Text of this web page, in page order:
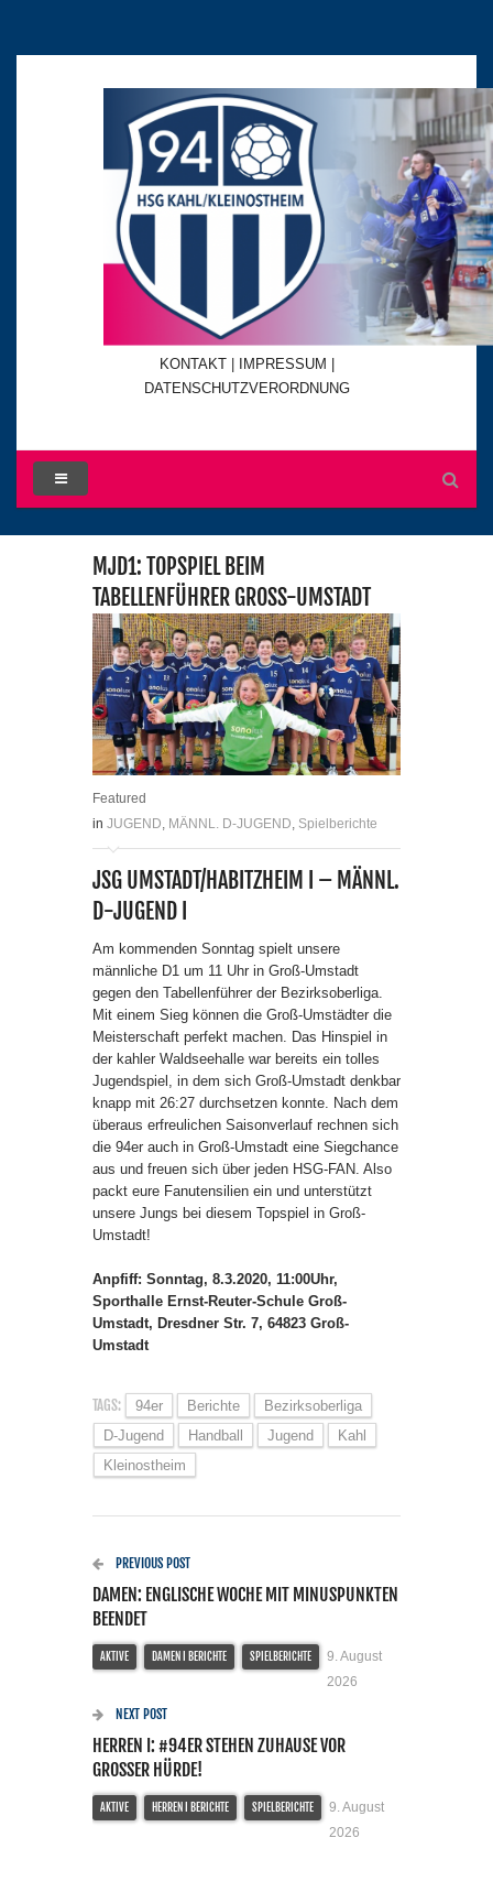
KONTAKT | IMPRESSUM |
DATENSCHUTZVERORDNUNG
MJD1: TOPSPIEL BEIM
TABELLENFÜHRER GROSS-UMSTADT
Featured
in JUGEND MÄNNL. D-JUGEND Spielberichte
JSG UMSTADT/HABITZHEIM I – MÄNNL.
D-JUGEND I
Am kommenden Sonntag spielt unsere
männliche D1 um 11 Uhr in Groß-Umstadt
gegen den Tabellenführer der Bezirksoberliga.
Mit einem Sieg können die Groß-Umstädter die
Meisterschaft perfekt machen. Das Hinspiel in
der kahler Waldseehalle war bereits ein tolles
Jugendspiel, in dem sich Groß-Umstadt denkbar
knapp mit 26:27 durchsetzen konnte. Nach dem
überaus erfreulichen Saisonverlauf rechnen sich
die 94er auch in Groß-Umstadt eine Siegchance
aus und freuen sich über jeden HSG-FAN. Also
packt eure Fanutensilien ein und unterstützt
unsere Jungs bei diesem Topspiel in Groß-
Umstadt!
Anpfiff: Sonntag, 8.3.2020, 11:00Uhr,
Sporthalle Ernst-Reuter-Schule Groß-
Umstadt, Dresdner Str. 7, 64823 Groß-
Umstadt
TAGS: 94er Berichte
Bezirksoberliga
D-Jugend
Handball Jugend
Kahl
Kleinostheim
PREVIOUS POST
DAMEN: ENGLISCHE WOCHE MIT MINUSPUNKTEN
BEENDET
AKTIVE DAMEN I BERICHTE SPIELBERICHTE
9. August
2026
NEXT POST
HERREN I: #94ER STEHEN ZUHAUSE VOR
GROSSER HÜRDE!
AKTIVE HERREN I BERICHTE SPIELBERICHTE
9. August
2026